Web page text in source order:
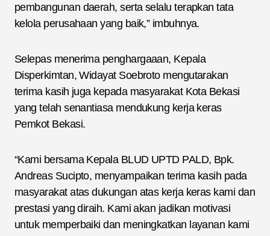
pembangunan daerah, serta selalu terapkan tata
kelola perusahaan yang baik,” imbuhnya.
Selepas menerima penghargaaan, Kepala
Disperkimtan, Widayat Soebroto mengutarakan
terima kasih juga kepada masyarakat Kota Bekasi
yang telah senantiasa mendukung kerja keras
Pemkot Bekasi.
“Kami bersama Kepala BLUD UPTD PALD, Bpk.
Andreas Sucipto, menyampaikan terima kasih pada
masyarakat atas dukungan atas kerja keras kami dan
prestasi yang diraih. Kami akan jadikan motivasi
untuk memperbaiki dan meningkatkan layanan kami